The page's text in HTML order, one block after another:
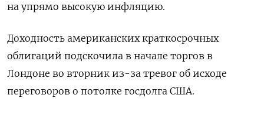
на упрямо высокую инфляцию.
Доходность американских краткосрочных
облигаций подскочила в начале торгов в
Лондоне во вторник из-за тревог об исходе
переговоров о потолке госдолга США.